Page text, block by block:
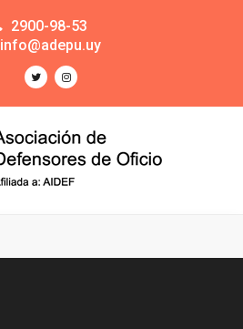
2900-98-53
info@adepu.uy